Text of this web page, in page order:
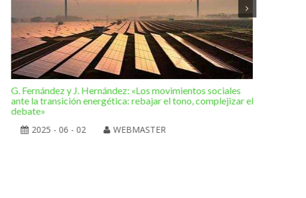
G. Fernández y J. Hernández: «Los movimientos sociales
ante la transición energética: rebajar el tono, complejizar el
debate»
2025 - 06 - 02
WEBMASTER